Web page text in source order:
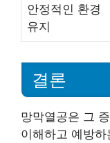
안정적인 환경
유지
결론
망막열공은 그
이해하고 예방